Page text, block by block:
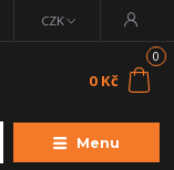
Menu
CZK
0
0 Kč